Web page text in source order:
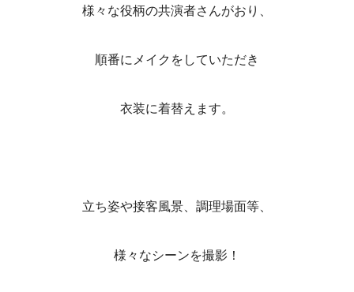
様々な役柄の共演者さんがおり、
順番にメイクをしていただき
衣装に着替えます。
立ち姿や接客風景、調理場面等、
様々なシーンを撮影！